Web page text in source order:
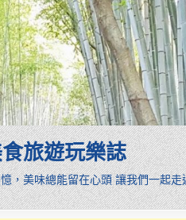
旅遊玩樂誌
，美味總能留在心頭 讓我們一起